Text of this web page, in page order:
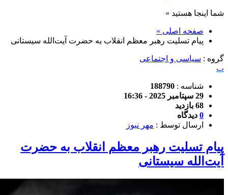
شما اینجا هستید »
صفحه اصلی »
پیام تسلیت رهبر معظم انقلاب به حضرت آیت‌الله سیستانی
گروه : سیاسی و اجتماعی
پ
شناسه : 188790
29 سپتامبر 2025 - 16:36
68 بازدید
0 دیدگاه
ارسال توسط : مهر نیوز
پیام تسلیت رهبر معظم انقلاب به حضرت
آیت‌الله سیستانی